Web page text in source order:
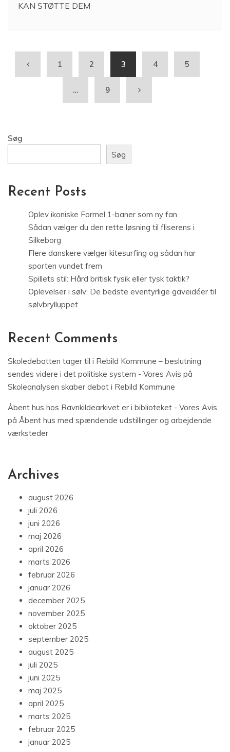
KAN STØTTE DEM
1 2 3 4 5
… 9
Søg
Søg
Recent Posts
Oplev ikoniske Formel 1-baner som ny fan
Sådan vælger du den rette løsning til fliserens i
Silkeborg
Flere danskere vælger kitesurfing og sådan har
sporten vundet frem
Spillets stil: Hård britisk fysik eller tysk taktik?
Oplevelser i sølv: De bedste eventyrlige gaveidéer til
sølvbrylluppet
Recent Comments
Skoledebatten tager til i Rebild Kommune – beslutning
sendes videre i det politiske system - Vores Avis på
Skoleanalysen skaber debat i Rebild Kommune
Åbent hus hos Ravnkildearkivet er i biblioteket - Vores Avis
på Åbent hus med spændende udstillinger og arbejdende
værksteder
Archives
august 2026
juli 2026
juni 2026
maj 2026
april 2026
marts 2026
februar 2026
januar 2026
december 2025
november 2025
oktober 2025
september 2025
august 2025
juli 2025
juni 2025
maj 2025
april 2025
marts 2025
februar 2025
januar 2025